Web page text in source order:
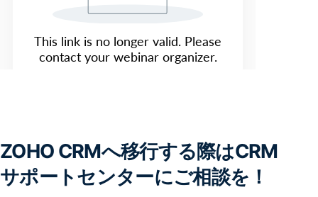
ZOHO CRMへ移行する際はCRM
サポートセンターにご相談を！